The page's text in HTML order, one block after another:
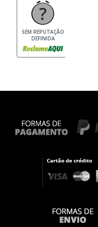
SEM REPUTAÇÃO
DEFINIDA